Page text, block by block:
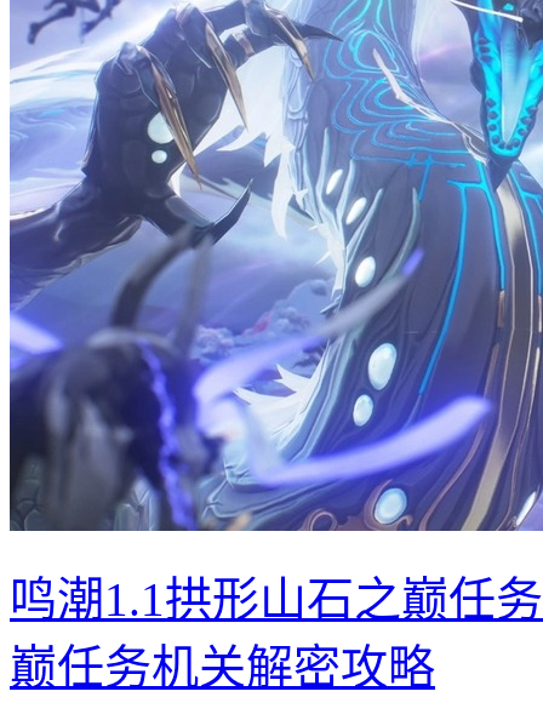
鸣潮1.1拱形山石之巅任
巅任务机关解密攻略